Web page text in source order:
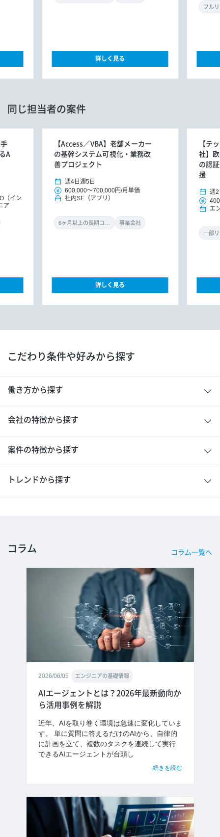
詳しく見る
フル
同じ担当者の案件
A
（イン
ア
【Access／VBA】老舗メーカー
の基幹システム可視化・業務改
善プロジェクト
週4日 週5日
600,000～700,000円/月単価
社内SE（アプリ）
事業会社
詳しく見る
【テ
社】
の認
援
週2
エ
一部
こだわり条件や好みから探す
働き方から探す
会社の特徴から探す
案件の特徴から探す
トレンドから探す
コラム コラム一覧へ
2026/06/05 エンジニアの基礎情報
AIエージェントとは？2026年最新動向か
ら活用事例を解説
近年、AIを取り巻く環境は急速に変化していま
す。 単に質問に答えるだけのAIから、自律的
に計画を立て、複数のタスクを連続して実行
できるAIエージェントが台頭し
続きを読む